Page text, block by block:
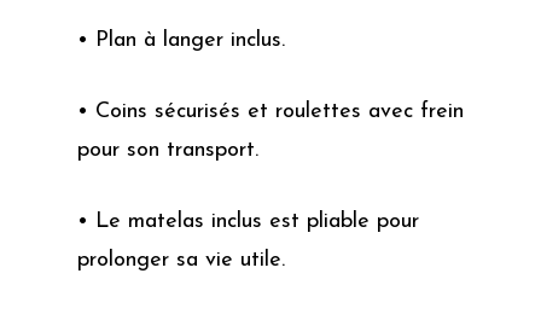
• Plan à langer inclus.
• Coins sécurisés et roulettes avec frein
pour son transport.
• Le matelas inclus est pliable pour
prolonger sa vie utile.